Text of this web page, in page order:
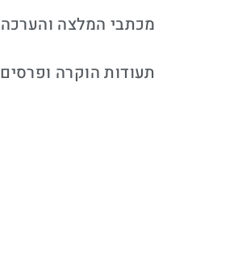
מכתבי המלצה והערכה
תעודות הוקרה ופרסים